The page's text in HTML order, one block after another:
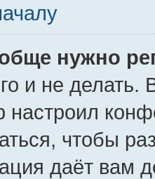
нужно
и не делать.
настроил
чтобы
даёт вам